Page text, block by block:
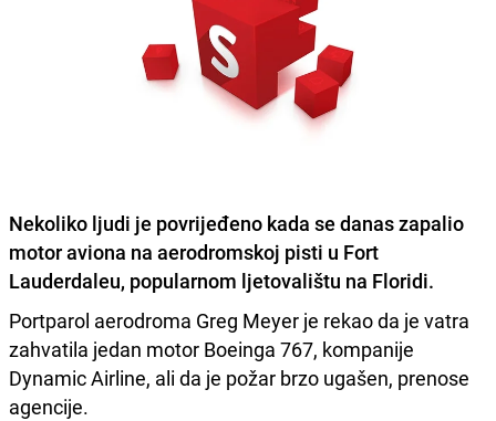
Nekoliko ljudi je povrijeđeno kada se danas zapalio
motor aviona na aerodromskoj pisti u Fort
Lauderdaleu, popularnom ljetovalištu na Floridi.
Portparol aerodroma Greg Meyer je rekao da je vatra
zahvatila jedan motor Boeinga 767, kompanije
Dynamic Airline, ali da je požar brzo ugašen, prenose
agencije.